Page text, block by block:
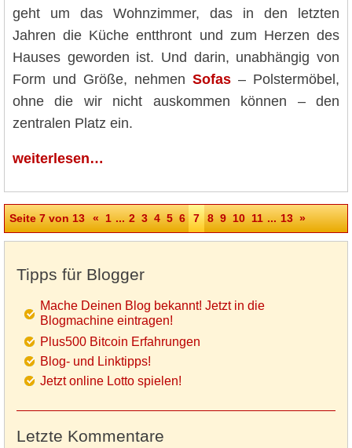
geht um das Wohnzimmer, das in den letzten
Jahren die Küche entthront und zum Herzen des
Hauses geworden ist. Und darin, unabhängig von
Form und Größe, nehmen Sofas – Polstermöbel,
ohne die wir nicht auskommen können – den
zentralen Platz ein.
weiterlesen…
Seite 7 von 13 « 1 ... 2 3 4 5 6 7 8 9 10 11 ... 13 »
Tipps für Blogger
Mache Deinen Blog bekannt! Jetzt in die
Blogmachine eintragen!
Plus500 Bitcoin Erfahrungen
Blog- und Linktipps!
Jetzt online Lotto spielen!
Letzte Kommentare